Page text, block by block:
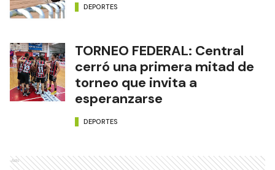
DEPORTES
TORNEO FEDERAL: Central
cerró una primera mitad de
torneo que invita a
esperanzarse
DEPORTES
Ads